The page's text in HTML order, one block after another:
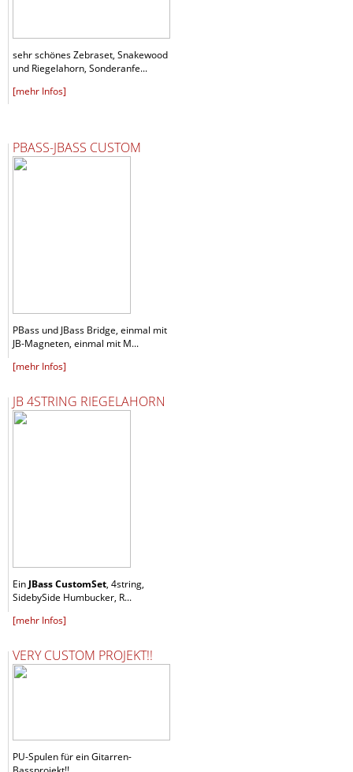
sehr schönes Zebraset, Snakewood
und Riegelahorn, Sonderanfe...
[mehr Infos]
PBASS-JBASS CUSTOM
PBass und JBass Bridge, einmal mit
JB-Magneten, einmal mit M...
[mehr Infos]
JB 4STRING RIEGELAHORN
Ein JBass CustomSet, 4string,
SidebySide Humbucker, R...
[mehr Infos]
VERY CUSTOM PROJEKT!!
PU-Spulen für ein Gitarren-